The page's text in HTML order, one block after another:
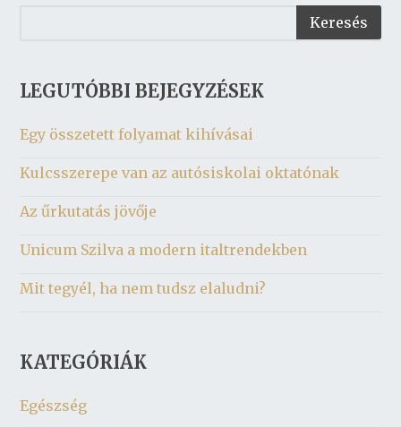
LEGUTÓBBI BEJEGYZÉSEK
Egy összetett folyamat kihívásai
Kulcsszerepe van az autósiskolai oktatónak
Az űrkutatás jövője
Unicum Szilva a modern italtrendekben
Mit tegyél, ha nem tudsz elaludni?
KATEGÓRIÁK
Egészség